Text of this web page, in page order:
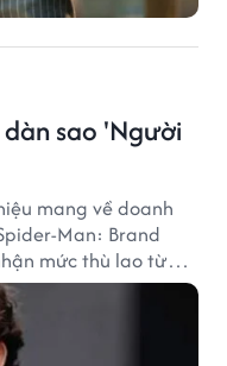
sao 'Người
mang về doanh
Man: Brand
mức thù lao từ
Thành công phòng
sao sở hữu khoản